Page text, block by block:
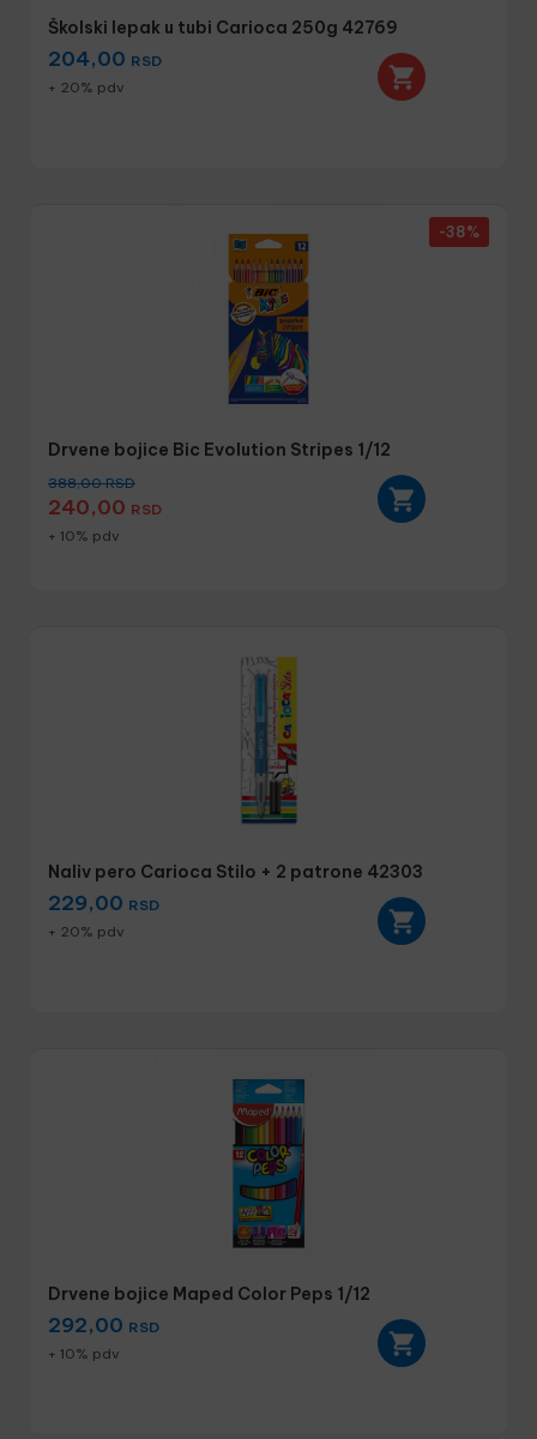
Školski lepak u tubi Carioca 250g 42769
204,00 RSD
+ 20% pdv
Drvene bojice Bic Evolution Stripes 1/12
388,00RSD
240,00 RSD
-38%
+ 10% pdv
Naliv pero Carioca Stilo + 2 patrone 42303
229,00 RSD
+ 20% pdv
Drvene bojice Maped Color Peps 1/12
292,00 RSD
+ 10% pdv